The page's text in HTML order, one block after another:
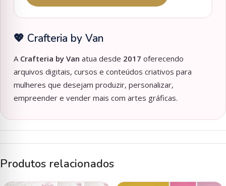
💖 Crafteria by Van
A Crafteria by Van atua desde 2017 oferecendo
arquivos digitais, cursos e conteúdos criativos para
mulheres que desejam produzir, personalizar,
empreender e vender mais com artes gráficas.
Produtos relacionados